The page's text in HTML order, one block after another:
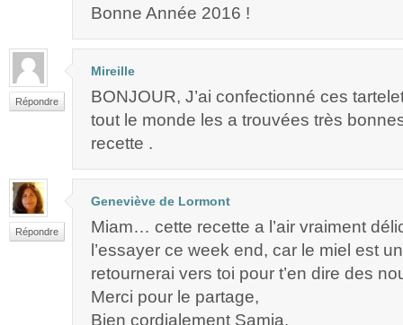
Bonne Année 2016 !
Répondre
Mireille
BONJOUR, J’ai confectionné ces
tout le monde les a trouvées très
recette .
Répondre
Geneviève de Lormont
Miam… cette recette a l’air vraiment
l’essayer ce week end, car le miel est
retournerai vers toi pour t’en dire des
Merci pour le partage,
Bien cordialement Samia,